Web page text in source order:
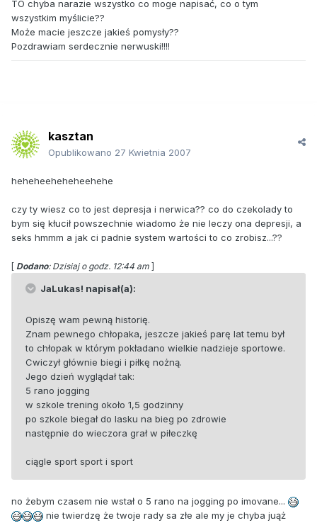
TO chyba narazie wszystko co moge napisać, co o tym
wszystkim myślicie??
Może macie jeszcze jakieś pomysły??
Pozdrawiam serdecznie nerwuski!!!!
kasztan
Opublikowano 27 Kwietnia 2007
heheheeheheheehehe
czy ty wiesz co to jest depresja i nerwica?? co do czekolady to
bym się kłucił powszechnie wiadomo że nie leczy ona depresji, a
seks hmmm a jak ci padnie system wartości to co zrobisz...??
[ Dodano: Dzisiaj o godz. 12:44 am ]
JaLukas! napisał(a):
Opiszę wam pewną historię.
Znam pewnego chłopaka, jeszcze jakieś parę lat temu był
to chłopak w którym pokładano wielkie nadzieje sportowe.
Cwiczył głównie biegi i piłkę nożną.
Jego dzień wyglądał tak:
5 rano jogging
w szkole trening około 1,5 godzinny
po szkole biegał do lasku na bieg po zdrowie
następnie do wieczora grał w piłeczkę
ciągle sport sport i sport
no żebym czasem nie wstał o 5 rano na jogging po imovane...
nie twierdzę że twoje rady sa złe ale my je chyba juąż